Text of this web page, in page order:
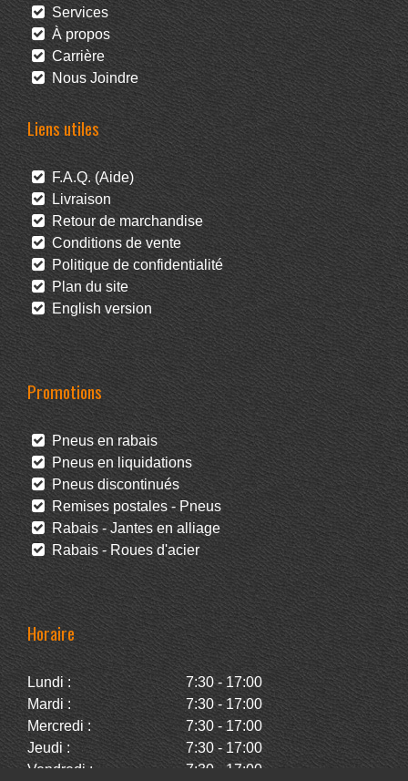
Services
À propos
Carrière
Nous Joindre
Liens utiles
F.A.Q. (Aide)
Livraison
Retour de marchandise
Conditions de vente
Politique de confidentialité
Plan du site
English version
Promotions
Pneus en rabais
Pneus en liquidations
Pneus discontinués
Remises postales - Pneus
Rabais - Jantes en alliage
Rabais - Roues d'acier
Horaire
Lundi :
7:30 - 17:00
Mardi :
7:30 - 17:00
Mercredi :
7:30 - 17:00
Jeudi :
7:30 - 17:00
Vendredi :
7:30 - 17:00